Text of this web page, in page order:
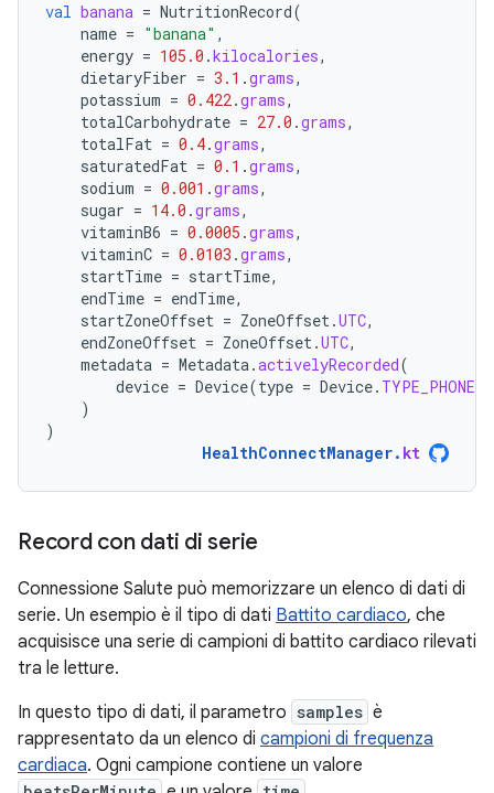
val banana = NutritionRecord(
name = "banana" ,
energy = 105.0 .kilocalories,
dietaryFiber = 3.1 .grams,
potassium = 0.422.grams,
totalCarbohydrate = 27.0 .grams,
totalFat = 0.4.grams,
saturatedFat = 0.1 .grams,
sodium = 0.001 .grams,
sugar = 14.0 .grams,
vitaminB6 = 0.0005 .grams,
vitaminC = 0.0103 .grams,
startTime = startTime,
endTime = endTime,
startZoneOffset = ZoneOffset.UTC,
endZoneOffset = ZoneOffset.UTC,
metadata = Metadata.activelyRecorded(
device = Device(type = Device. TYPE_PHONE
)
)
HealthConnectManager. kt
Record con dati di serie
Connessione Salute può memorizzare un elenco di dati di
serie. Un esempio è il tipo di dati Battito cardiaco, che
acquisisce una serie di campioni di battito cardiaco rilevati
tra le letture.
In questo tipo di dati, il parametro samples è
rappresentato da un elenco di campioni di frequenza
cardiaca. Ogni campione contiene un valore